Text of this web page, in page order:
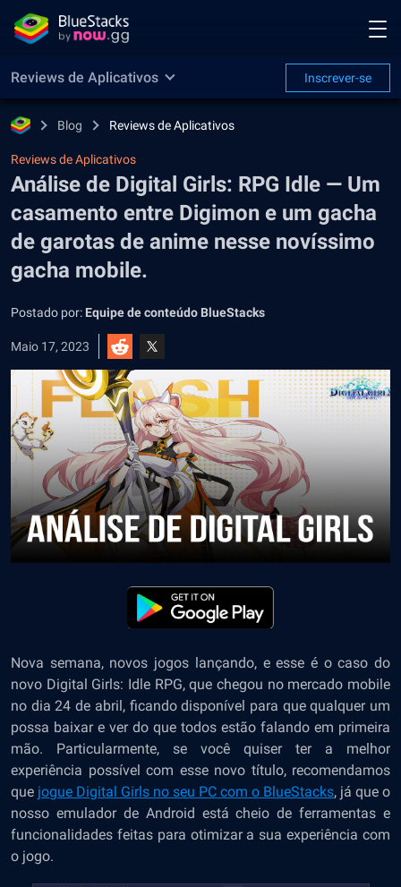
Reviews de Aplicativos Inscrever-se
Blog Reviews de Aplicativos
Reviews de Aplicativos
Análise de Digital Girls: RPG Idle — Um
casamento entre Digimon e um gacha
de garotas de anime nesse novíssimo
gacha mobile.
Postado por: Equipe de conteúdo BlueStacks
Maio 17, 2023
Nova semana, novos jogos lançando, e esse é o caso do
novo Digital Girls: Idle RPG, que chegou no mercado mobile
no dia 24 de abril, ficando disponível para que qualquer um
possa baixar e ver do que todos estão falando em primeira
mão. Particularmente, se você quiser ter a melhor
experiência possível com esse novo título, recomendamos
que jogue Digital Girls no seu PC com o BlueStacks, já que o
nosso emulador de Android está cheio de ferramentas e
funcionalidades feitas para otimizar a sua experiência com
o jogo.